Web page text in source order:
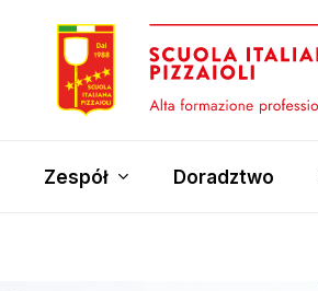
Zespół Doradztwo